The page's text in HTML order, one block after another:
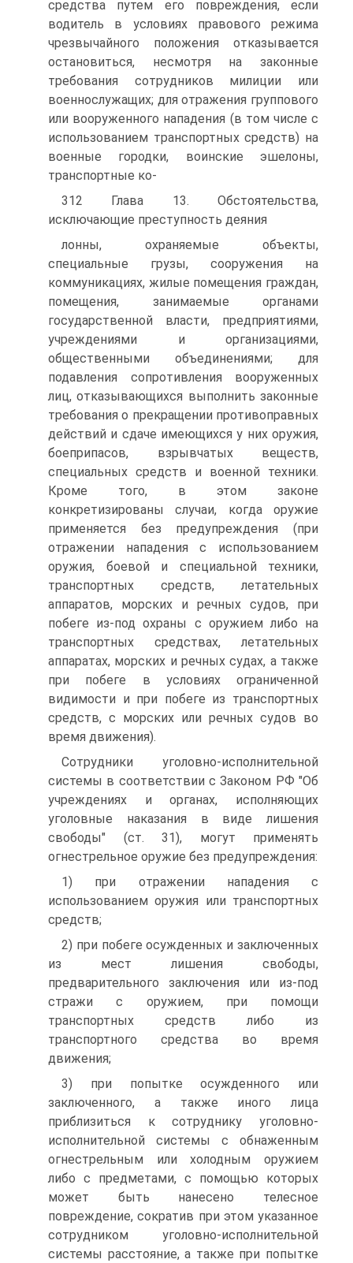
средства путем его повреждения, если
водитель в условиях правового режима
чрезвычайного положения отказывается
остановиться, несмотря на законные
требования сотрудников милиции или
военнослужащих; для отражения группового
или вооруженного нападения (в том числе с
использованием транспортных средств) на
военные городки, воинские эшелоны,
транспортные ко-
312 Глава 13. Обстоятельства,
исключающие преступность деяния
лонны, охраняемые объекты,
специальные грузы, сооружения на
коммуникациях, жилые помещения граждан,
помещения, занимаемые органами
государственной власти, предприятиями,
учреждениями и организациями,
общественными объединениями; для
подавления сопротивления вооруженных
лиц, отказывающихся выполнить законные
требования о прекращении противоправных
действий и сдаче имеющихся у них оружия,
боеприпасов, взрывчатых веществ,
специальных средств и военной техники.
Кроме того, в этом законе
конкретизированы случаи, когда оружие
применяется без предупреждения (при
отражении нападения с использованием
оружия, боевой и специальной техники,
транспортных средств, летательных
аппаратов, морских и речных судов, при
побеге из-под охраны с оружием либо на
транспортных средствах, летательных
аппаратах, морских и речных судах, а также
при побеге в условиях ограниченной
видимости и при побеге из транспортных
средств, с морских или речных судов во
время движения).
Сотрудники уголовно-исполнительной
системы в соответствии с Законом РФ "Об
учреждениях и органах, исполняющих
уголовные наказания в виде лишения
свободы" (ст. 31), могут применять
огнестрельное оружие без предупреждения:
1) при отражении нападения с
использованием оружия или транспортных
средств;
2) при побеге осужденных и заключенных
из мест лишения свободы,
предварительного заключения или из-под
стражи с оружием, при помощи
транспортных средств либо из
транспортного средства во время
движения;
3) при попытке осужденного или
заключенного, а также иного лица
приблизиться к сотруднику уголовно-
исполнительной системы с обнаженным
огнестрельным или холодным оружием
либо с предметами, с помощью которых
может быть нанесено телесное
повреждение, сократив при этом указанное
сотрудником уголовно-исполнительной
системы расстояние, а также при попытке